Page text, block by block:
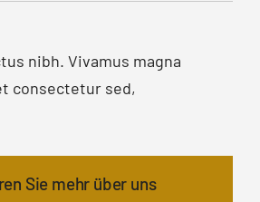
nibh. Vivamus magna
consectetur sed,
Sie mehr über uns